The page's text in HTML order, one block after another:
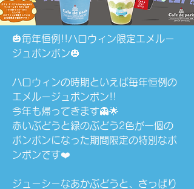
🎃毎年恒例!!ハロウィン限定エメルー
ジュボンボン🎃
ハロウィンの時期といえば毎年恒例の
エメルージュボンボン!!
今年も帰ってきます👻🌟
赤いぶどうと緑のぶどう2色が一個の
ボンボンになった期間限定の特別なボ
ンボンです❤️
ジューシーなあかぶどうと、さっぱり